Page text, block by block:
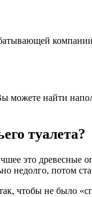
найти
туалета?
это
потом
чтобы не было